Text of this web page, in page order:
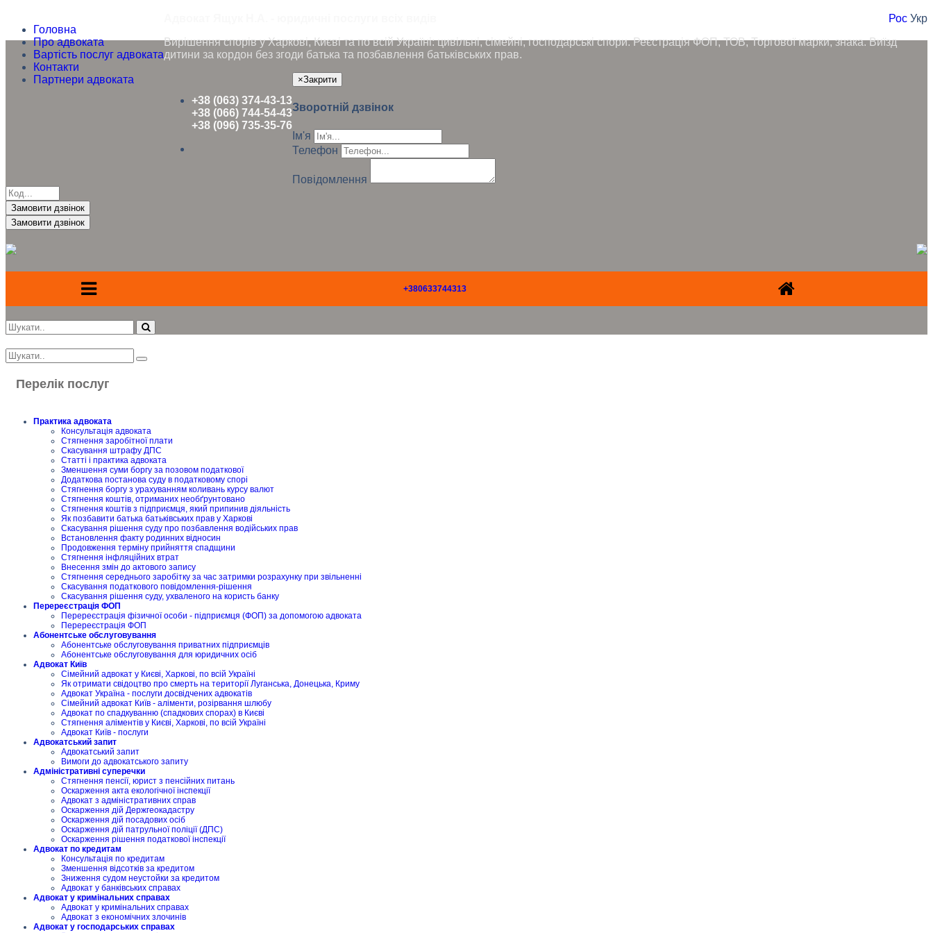
Головна
Про адвоката
Вартість послуг адвоката
Контакти
Партнери адвоката
Рос Укр
Вирішення спорів у Харкові, Києві та по всій Україні: цивільні, сімейні, господарські спори. Реєстрація ФОП, ТОВ, Торгової марки, знака. Виїзд
дитини за кордон без згоди батька та позбавлення батьківських прав.
+38 (063) 374-43-13
+38 (066) 744-54-43
+38 (096) 735-35-76
×Закрити
Зворотній дзвінок
Ім'я
Телефон
Повідомлення
Замовити дзвінок
+380633744313
Перелік послуг
Практика адвоката
Консультація адвоката
Стягнення заробітної плати
Скасування штрафу ДПС
Статті і практика адвоката
Зменшення суми боргу за позовом податкової
Додаткова постанова суду в податковому спорі
Стягнення боргу з урахуванням коливань курсу валют
Стягнення коштів, отриманих необґрунтовано
Стягнення коштів з підприємця, який припинив діяльність
Як позбавити батька батьківських прав у Харкові
Скасування рішення суду про позбавлення водійських прав
Встановлення факту родинних відносин
Продовження терміну прийняття спадщини
Стягнення інфляційних втрат
Внесення змін до актового запису
Стягнення середнього заробітку за час затримки розрахунку при звільненні
Скасування податкового повідомлення-рішення
Скасування рішення суду, ухваленого на користь банку
Перереєстрація ФОП
Перереєстрація фізичної особи - підприємця (ФОП) за допомогою адвоката
Перереєстрація ФОП
Абонентське обслуговування
Абонентське обслуговування приватних підприємців
Абонентське обслуговування для юридичних осіб
Адвокат Київ
Сімейний адвокат у Києві, Харкові, по всій Україні
Як отримати свідоцтво про смерть на території Луганська, Донецька, Криму
Адвокат Україна - послуги досвідчених адвокатів
Сімейний адвокат Київ - аліменти, розірвання шлюбу
Адвокат по спадкуванню (спадкових спорах) в Києві
Стягнення аліментів у Києві, Харкові, по всій Україні
Адвокат Київ - послуги
Адвокатський запит
Адвокатський запит
Вимоги до адвокатського запиту
Адміністративні суперечки
Стягнення пенсії, юрист з пенсійних питань
Оскарження акта екологічної інспекції
Адвокат з адміністративних справ
Оскарження дій Держгеокадастру
Оскарження дій посадових осіб
Оскарження дій патрульної поліції (ДПС)
Оскарження рішення податкової інспекції
Адвокат по кредитам
Консультація по кредитам
Зменшення відсотків за кредитом
Зниження судом неустойки за кредитом
Адвокат у банківських справах
Адвокат у кримінальних справах
Адвокат у кримінальних справах
Адвокат з економічних злочинів
Адвокат у господарських справах